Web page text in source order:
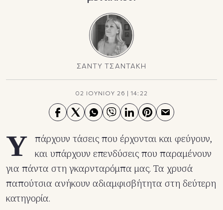
ΣΑΝΤΥ ΤΣΑΝΤΑΚΗ
02 ΙΟΥΝΙΟΥ 26 |14:22
Υ πάρχουν τάσεις που έρχονται και φεύγουν,
και υπάρχουν επενδύσεις που παραμένουν
για πάντα στη γκαρνταρόμπα μας. Τα χρυσά
παπούτσια ανήκουν αδιαμφισβήτητα στη δεύτερη
κατηγορία.